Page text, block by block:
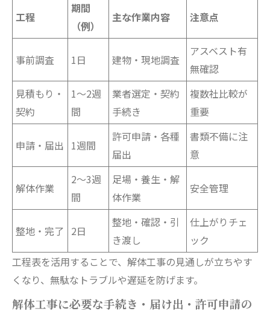
工程
期間
（例）
主な作業内容 注意点
事前調査 1日 建物・現地調査
アスベスト有
無確認
見積もり・
契約
1～2週
間
業者選定・契約
手続き
複数社比較が
重要
申請・届出 1週間
許可申請・各種
届出
書類不備に注
意
解体作業
2～3週
間
足場・養生・解
体作業
安全管理
整地・完了 2日
整地・確認・引
き渡し
仕上がりチェ
ック
工程表を活用することで、解体工事の見通しが立ちやす
くなり、無駄なトラブルや遅延を防げます。
解体工事に必要な手続き・届け出・許可申請の